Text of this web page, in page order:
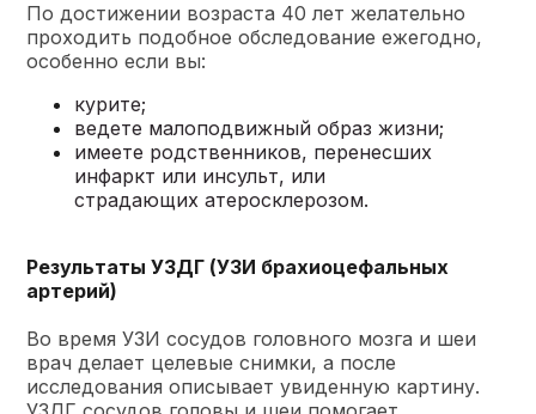
По достижении возраста 40 лет желательно
проходить подобное обследование ежегодно,
особенно если вы:
курите;
ведете малоподвижный образ жизни;
имеете родственников, перенесших
инфаркт или инсульт, или
страдающихатеросклерозом.
Результаты УЗДГ (УЗИ брахиоцефальных
артерий)
Во время УЗИ сосудов головного мозга и шеи
врач делает целевые снимки, а после
исследования описывает увиденную картину.